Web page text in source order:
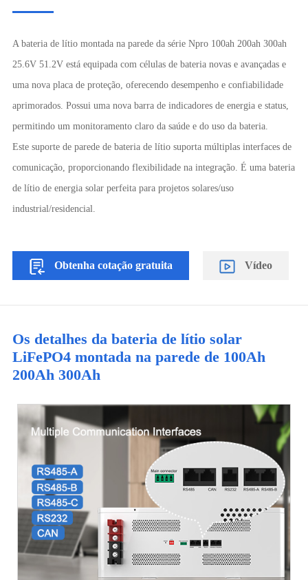
A bateria de lítio montada na parede da série Npro 100ah 200ah 300ah
25.6V 51.2V está equipada com células de bateria novas e avançadas e
uma nova placa de proteção, oferecendo desempenho e confiabilidade
aprimorados. Possui uma nova barra de indicadores de energia e status,
permitindo um monitoramento claro da saúde e do uso da bateria.
Este suporte de parede de bateria de lítio suporta múltiplas interfaces de
comunicação, proporcionando flexibilidade na integração. É uma bateria
de lítio de energia solar perfeita para projetos solares/uso
industrial/residencial.
Obtenha cotação gratuita Vídeo
Os detalhes da bateria de lítio solar
LiFePO4 montada na parede de 100Ah
200Ah 300Ah